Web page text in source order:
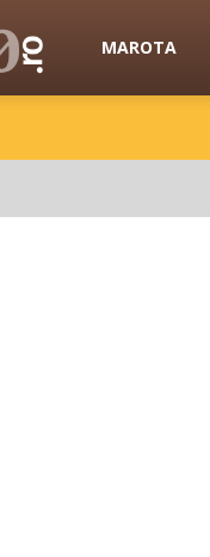
Dela0
MAROTA